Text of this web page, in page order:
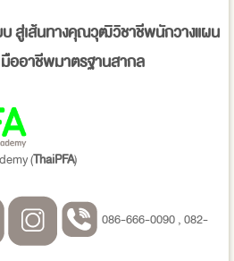
สู่เส้นทางคุณวุฒิวิชาชีพนักวางแผน
มืออาชีพมาตรฐานสากล
(ThaiPFA)
086-666-0090 , 082-